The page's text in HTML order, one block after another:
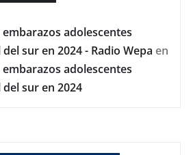
adolescentes
sur en 2024 - Radio Wepa en
adolescentes
sur en 2024